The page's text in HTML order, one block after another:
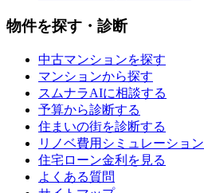
物件を探す・診断
中古マンションを探す
マンションから探す
スムナラAIに相談する
予算から診断する
住まいの街を診断する
リノベ費用シミュレーション
住宅ローン金利を見る
よくある質問